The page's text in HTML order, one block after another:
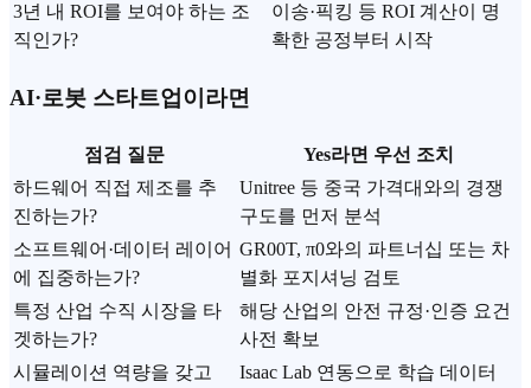
3년 내 ROI를 보여야 하는 조
직인가?
이송·픽킹 등 ROI 계산이 명
확한 공정부터 시작
AI·로봇 스타트업이라면
점검 질문
Yes라면 우선 조치
하드웨어 직접 제조를 추
진하는가?
Unitree 등 중국 가격대와의 경쟁
구도를 먼저 분석
소프트웨어·데이터 레이어
에 집중하는가?
GR00T, π0와의 파트너십 또는 차
별화 포지셔닝 검토
특정 산업 수직 시장을 타
겟하는가?
해당 산업의 안전 규정·인증 요건
사전 확보
시뮬레이션 역량을 갖고
Isaac Lab 연동으로 학습 데이터